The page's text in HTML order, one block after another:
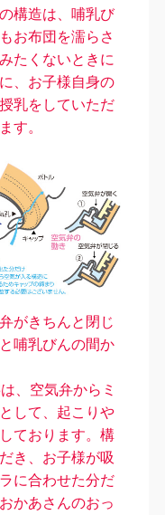
ら／
構造は、哺乳び
お布団を濡らさ
たくないときに
、お子様自身の
乳をしていただ
す。
がきちんと閉じ
哺乳びんの間か
、空気弁からミ
して、起こりや
ております。構
き、お子様が吸
に合わせた分だ
かあさんのおっ